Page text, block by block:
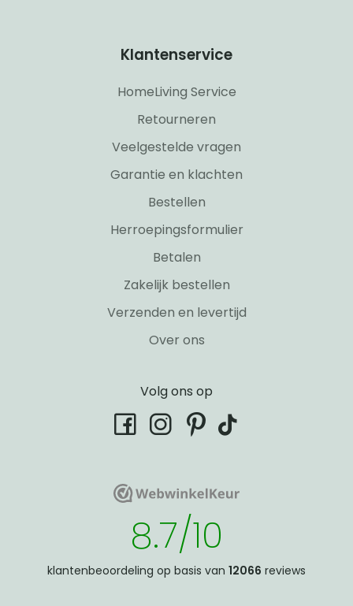
Klantenservice
HomeLiving Service
Retourneren
Veelgestelde vragen
Garantie en klachten
Bestellen
Herroepingsformulier
Betalen
Zakelijk bestellen
Verzenden en levertijd
Over ons
Volg ons op
facebookinstagram
pinterest
tiktok
WebwinkelKeurWebwinkelKeur
8.7/10
klantenbeoordeling op basis van 12066 reviews